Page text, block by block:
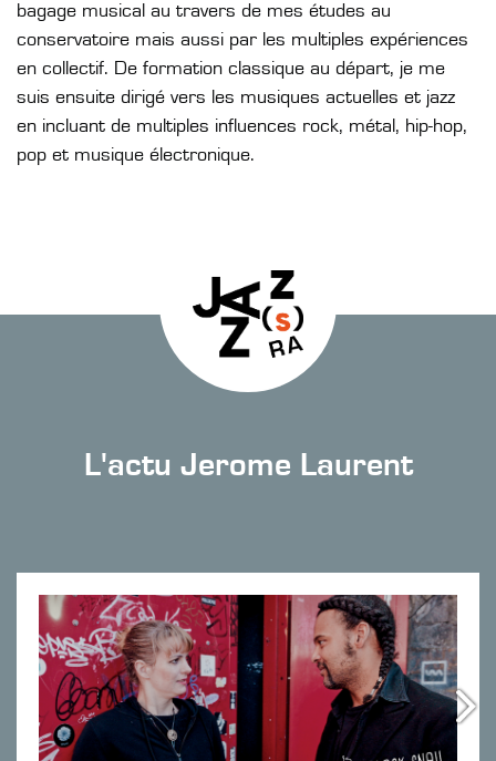
bagage musical au travers de mes études au
conservatoire mais aussi par les multiples expériences
en collectif. De formation classique au départ, je me
suis ensuite dirigé vers les musiques actuelles et jazz
en incluant de multiples influences rock, métal, hip-hop,
pop et musique électronique.
L'actu Jerome Laurent